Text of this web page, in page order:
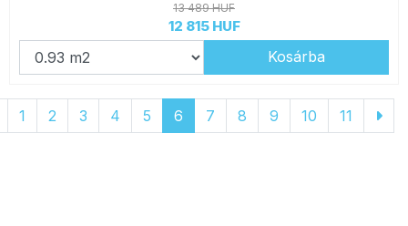
13 489 HUF
12 815 HUF
Kosárba
1 2 3 4 5 6 7 8 9 10 11